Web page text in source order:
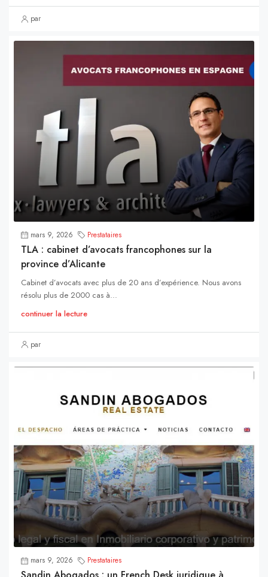
par
mars 9, 2026 Prestataires
TLA : cabinet d’avocats francophones sur la
province d’Alicante
Cabinet d’avocats avec plus de 20 ans d’expérience. Nous avons
résolu plus de 2000 cas à...
continuer la lecture
par
mars 9, 2026 Prestataires